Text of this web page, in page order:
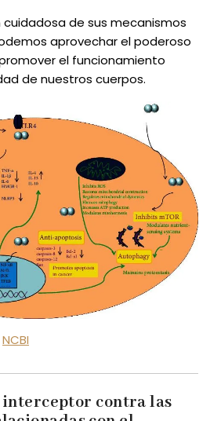
de sus mecanismos
aprovechar el poderoso
el funcionamiento
de nuestros cuerpos.
NCBI
interceptor contra las